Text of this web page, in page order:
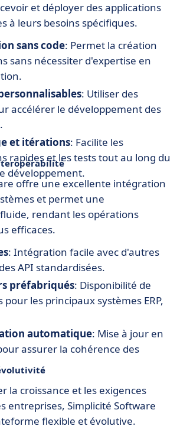
et déployer des applications
à leurs besoins spécifiques.
sans code: Permet la création
sans nécessiter d'expertise en
: Utiliser des
accélérer le développement des
et itérations: Facilite les
rapides et les tests tout au long du
développement.
offre une excellente intégration
et permet une
rendant les opérations
efficaces.
: Intégration facile avec d'autres
API standardisées.
préfabriqués: Disponibilité de
les principaux systèmes ERP,
automatique: Mise à jour en
assurer la cohérence des
la croissance et les exigences
entreprises, Simplicité Software
flexible et évolutive.